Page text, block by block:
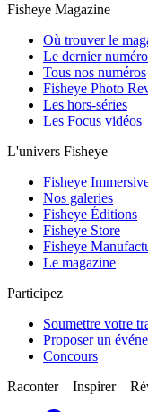
Fisheye Magazine
Où trouver le
Le dernier numéro
Tous nos numéros
Fisheye Photo
Les hors-séries
Les Focus vidéos
L'univers Fisheye
Fisheye
Nos galeries
Fisheye Éditions
Fisheye Store
Fisheye
Le magazine
Participez
Soumettre votre
Proposer un
Concours
Raconter Inspirer